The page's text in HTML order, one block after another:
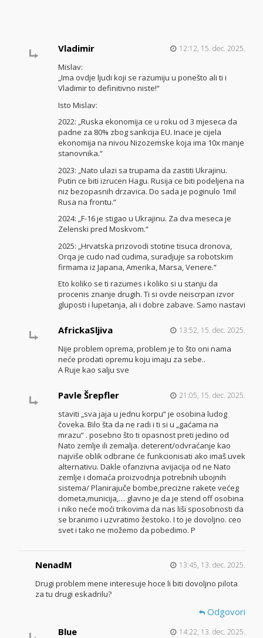
Vladimir 12:12, 15. dec. 2025.
Mislav:
„Ima ovdje ljudi koji se razumiju u ponešto ali ti i
Vladimir to definitivno niste!“
Isto Mislav:
2022: „Ruska ekonomija ce u roku od 3 mjeseca da
padne za 80% zbog sankcija EU. Inace je cijela
ekonomija na nivou Nizozemske koja ima 10x manje
stanovnika.“
2023: „Nato ulazi sa trupama da zastiti Ukrajinu.
Putin ce biti izrucen Hagu. Rusija ce biti podeljena na
niz bezopasnih drzavica. Do sada je poginulo 1mil
Rusa na frontu.“
2024: „F-16 je stigao u Ukrajinu. Za dva meseca je
Zelenski pred Moskvom.“
2025: „Hrvatska prizovodi stotine tisuca dronova,
Orqa je cudo nad cudima, suradjuje sa robotskim
firmama iz Japana, Amerika, Marsa, Venere.“
Eto koliko se ti razumes i koliko si u stanju da
procenis znanje drugih. Ti si ovde neiscrpan izvor
gluposti i lupetanja, ali i dobre zabave. Samo nastavi
AfrickaSljiva 13:52, 15. dec. 2025.
Nije problem oprema, problem je to što oni nama
neće prodati opremu koju imaju za sebe..
A Ruje kao salju sve
Pavle Šrepfler 21:05, 15. dec. 2025.
staviti „sva jaja u jednu korpu“ je osobina ludog
čoveka. Bilo šta da ne radi i ti si u „gaćama na
mrazu“ . posebno što ti opasnost preti jedino od
Nato zemlje ili zemalja. deterent/odvraćanje kao
najviše oblik odbrane će funkcionisati ako imaš uvek
alternativu. Dakle ofanzivna avijacija od ne Nato
zemlje i domaća proizvodnja potrebnih ubojnih
sistema/ Planirajuče bombe,precizne rakete većeg
dometa,municija,… glavno je da je stend off osobina
i niko neće moći trikovima da nas liši sposobnosti da
se branimo i uzvratimo žestoko. I to je dovoljno. ceo
svet i tako ne možemo da pobedimo. P
NenadM 13:45, 13. dec. 2025.
Drugi problem mene interesuje hoce li biti dovoljno pilota
za tu drugi eskadrilu?
Odgovori
Blue
14:22, 13. dec. 2025.